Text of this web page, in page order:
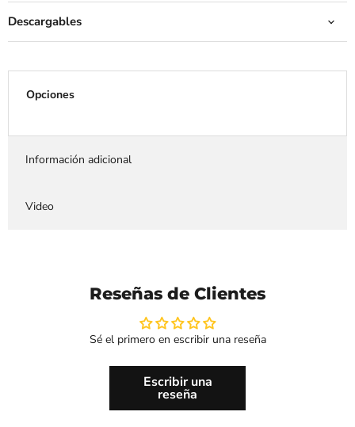
Descargables
Opciones
Información adicional
Video
Reseñas de Clientes
Sé el primero en escribir una reseña
Escribir una
reseña